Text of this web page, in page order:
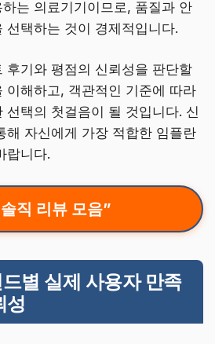
는 의료기기이므로, 품질과 안
선택하는 것이 경제적입니다.
후기와 평점의 신뢰성을 판단할
이해하고, 객관적인 기준에 따라
선택의 첫걸음이 될 것입니다. 신
해 자신에게 가장 적합한 임플란
랍니다.
직 리뷰 모음”
별 실제 사용자 만족
성